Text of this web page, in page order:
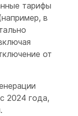
тарифы
в
от
2024 года,